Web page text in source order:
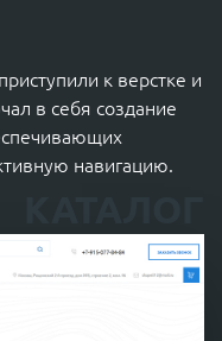
к верстке и
в себя создание
навигацию.